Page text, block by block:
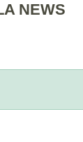
NEWS